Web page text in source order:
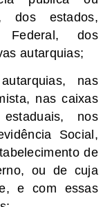
dos estados,
dos
autarquias;
nas
nas caixas
nos
Social,
de
ou de cuja
e com essas